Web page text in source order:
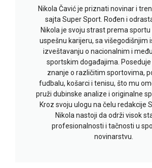
Nikola Čavić je priznati novinar i
sajta Super Sport. Rođen i
Nikola je svoju strast prema
uspešnu karijeru, sa višegodišnjim
izveštavanju o nacionalnim i
sportskim događajima.
znanje o različitim sportovima,
fudbalu, košarci i tenisu, što mu
pruži dubinske analize i originalne
Kroz svoju ulogu na čelu redakcije
Nikola nastoji da održi visok
profesionalnosti i tačnosti u
novinarstvu.